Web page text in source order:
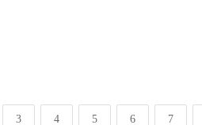
3 4 5 6 7